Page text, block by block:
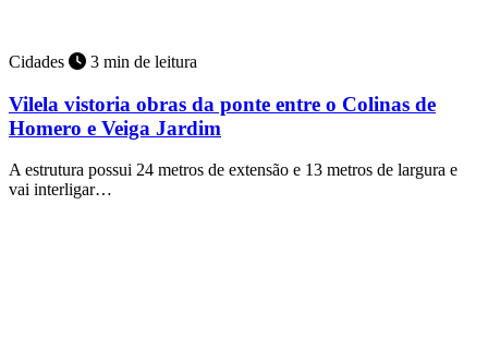
Cidades 3 min de leitura
Vilela vistoria obras da ponte entre o Colinas de
Homero e Veiga Jardim
A estrutura possui 24 metros de extensão e 13 metros de largura e
vai interligar…